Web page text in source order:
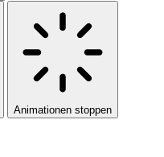
Animationen stoppen